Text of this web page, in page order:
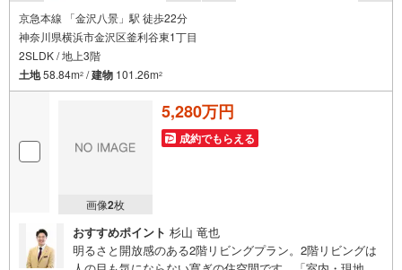
京急本線 「金沢八景」駅 徒歩22分
神奈川県横浜市金沢区釜利谷東1丁目
2SLDK / 地上3階
土地58.84m2 /建物 101.26m2
画像2枚
5,280万円
成約でもらえる
おすすめポイント 杉山 竜也
明るさと開放感のある2階リビングプラン。2階リビングは